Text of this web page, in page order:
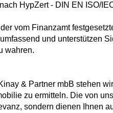
HypZert - DIN EN ISO/
vom Finanzamt
und unterstützen
wahren.
& Partner mbB stehen
zu ermitteln. Die von
sondern dienen Ihnen